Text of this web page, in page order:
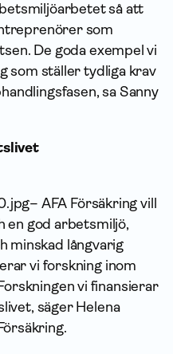
så att
som
De goda exempel vi
som ställer tydliga krav
sa Sanny
– AFA Försäkring vill
en god arbetsmiljö,
minskad långvarig
vi forskning inom
vi finansierar
säger Helena